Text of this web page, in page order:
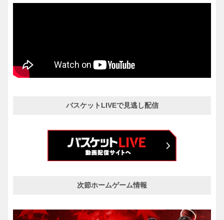
バスケットLIVEで見逃し配信
次節ホームゲーム情報